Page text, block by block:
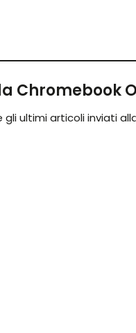
Chromebook
ultimi articoli inviati